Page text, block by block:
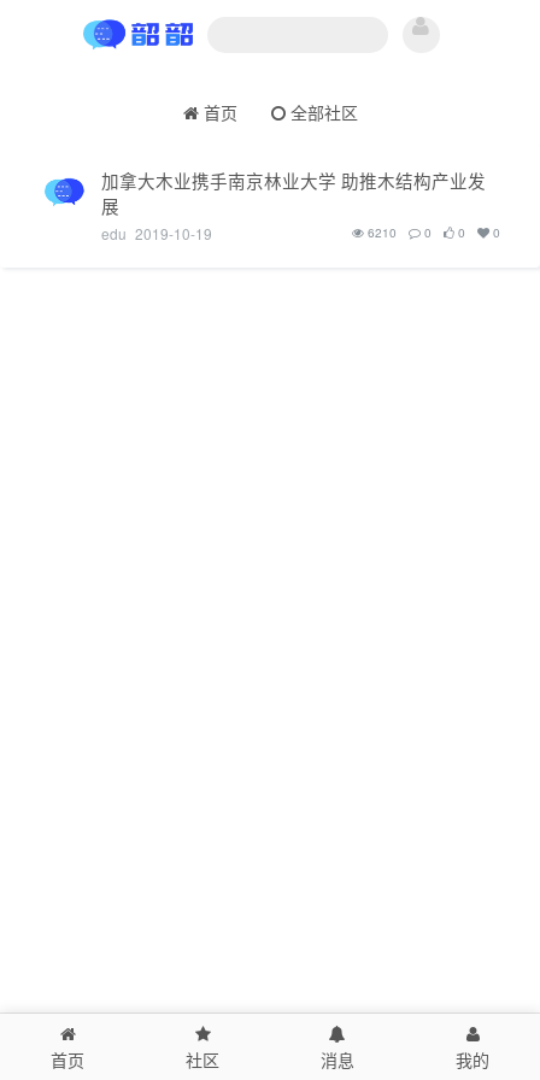
首页 全部社区
加拿大木业携手南京林业大学 助推木结构产业发
展
edu 2019-10-19 6210 0 0 0
首页 社区 消息 我的